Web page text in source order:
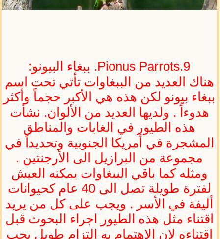
Pionus Parrots.9. ببغاء البيونو:
هناك العديد من الببغاوات تأتي تحت اسم
ببغاء بيونو لكن هذه هي الأكبر حجماً وأكثر
هدوءاً . ولديها العديد من الألوان. نشأت
هذه الطيور في الغابات والمناطق
المشجرة في أمريكا الجنوبية وتحديداً في
مجموعة من البرازيل الى الأرجنتين .
ومثله كما باقي الببغاوات يمكنه العيش
لفترة طويلة تصل الى 40 عام كحيوانات
أليفة في الأسر . ويجب على كل من يريد
اقتناء مثل هذه الطيور اجراء البحوث قبل
اقتناءه لان الاهتمام به التزام طويل يجب